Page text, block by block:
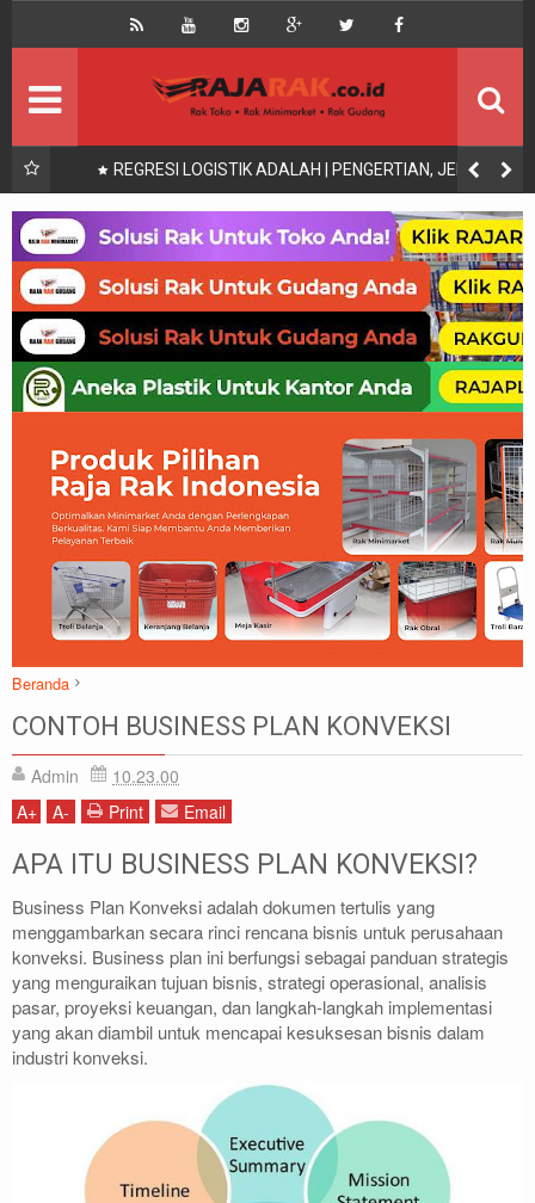
REGRESI LOGISTIK ADALAH | PENGERTIAN, JENIS,
SYARAT UJI DAN CONTOH
Beranda
Artikel
Artikel Bisnis CONTOH BUSINESS PLAN KONVEKSI
CONTOH BUSINESS PLAN KONVEKSI
Admin
10.23.00
A+ A- Print Email
APA ITU BUSINESS PLAN KONVEKSI?
Business Plan Konveksi adalah dokumen tertulis yang
menggambarkan secara rinci rencana bisnis untuk perusahaan
konveksi. Business plan ini berfungsi sebagai panduan strategis
yang menguraikan tujuan bisnis, strategi operasional, analisis
pasar, proyeksi keuangan, dan langkah-langkah implementasi
yang akan diambil untuk mencapai kesuksesan bisnis dalam
industri konveksi.
Beranda
Kontak About Us
Rak Gudang Rak besi/Rak pallet
Rak Minimarket Supermarket
Produk Lain Peralatan Toko Dll
Artikel Retail & Logistik